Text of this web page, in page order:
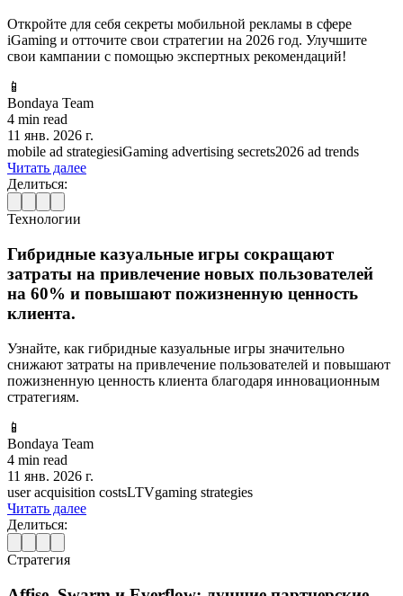
Откройте для себя секреты мобильной рекламы в сфере
iGaming и отточите свои стратегии на 2026 год. Улучшите
свои кампании с помощью экспертных рекомендаций!
📱
Bondaya Team
4 min read
11 янв. 2026 г.
mobile ad strategiesiGaming advertising secrets2026 ad trends
Читать далее
Делиться:
Технологии
Гибридные казуальные игры сокращают
затраты на привлечение новых пользователей
на 60% и повышают пожизненную ценность
клиента.
Узнайте, как гибридные казуальные игры значительно
снижают затраты на привлечение пользователей и повышают
пожизненную ценность клиента благодаря инновационным
стратегиям.
📱
Bondaya Team
4 min read
11 янв. 2026 г.
user acquisition costsLTVgaming strategies
Читать далее
Делиться:
Стратегия